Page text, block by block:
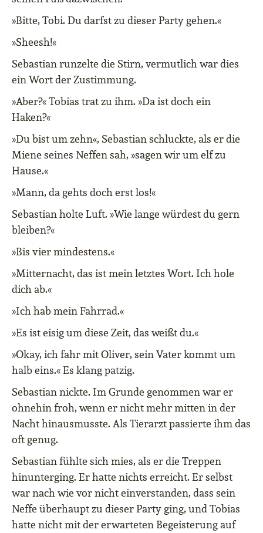
»Bitte, Tobi. Du darfst zu dieser Party gehen.«
»Sheesh!«
Sebastian runzelte die Stirn, vermutlich war dies
ein Wort der Zustimmung.
»Aber?« Tobias trat zu ihm. »Da ist doch ein
Haken?«
»Du bist um zehn«, Sebastian schluckte, als er die
Miene seines Neffen sah, »sagen wir um elf zu
Hause.«
»Mann, da gehts doch erst los!«
Sebastian holte Luft. »Wie lange würdest du gern
bleiben?«
»Bis vier mindestens.«
»Mitternacht, das ist mein letztes Wort. Ich hole
dich ab.«
»Ich hab mein Fahrrad.«
»Es ist eisig um diese Zeit, das weißt du.«
»Okay, ich fahr mit Oliver, sein Vater kommt um
halb eins.« Es klang patzig.
Sebastian nickte. Im Grunde genommen war er
ohnehin froh, wenn er nicht mehr mitten in der
Nacht hinausmusste. Als Tierarzt passierte ihm das
oft genug.
Sebastian fühlte sich mies, als er die Treppen
hinunterging. Er hatte nichts erreicht. Er selbst
war nach wie vor nicht einverstanden, dass sein
Neffe überhaupt zu dieser Party ging, und Tobias
hatte nicht mit der erwarteten Begeisterung auf